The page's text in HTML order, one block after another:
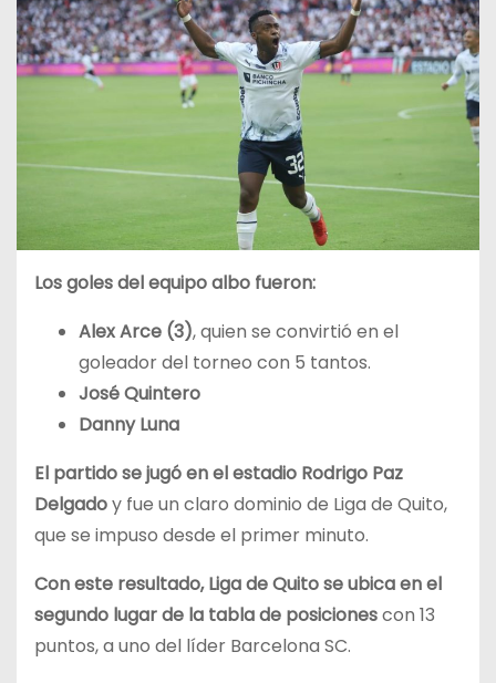
Los goles del equipo albo fueron:
Alex Arce (3), quien se convirtió en el
goleador del torneo con 5 tantos.
José Quintero
Danny Luna
El partido se jugó en el estadio Rodrigo Paz
Delgadoy fue un claro dominio de Liga de Quito,
que se impuso desde el primer minuto.
Con este resultado, Liga de Quito se ubica en el
segundo lugar de la tabla de posicionescon 13
puntos, a uno del líder Barcelona SC.